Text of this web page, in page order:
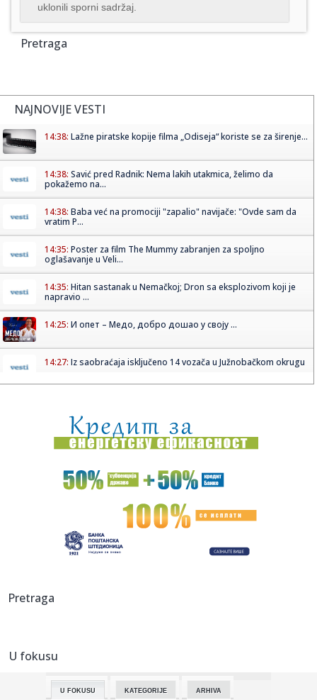
uklonili sporni sadržaj.
Pretraga
NAJNOVIJE VESTI
14:38: Lažne piratske kopije filma „Odiseja“ koriste se za širenje...
14:38: Savić pred Radnik: Nema lakih utakmica, želimo da
pokažemo na...
14:38: Baba već na promociji "zapalio" navijače: "Ovde sam da
vratim P...
14:35: Poster za film The Mummy zabranjen za spoljno
oglašavanje u Veli...
14:35: Hitan sastanak u Nemačkoj; Dron sa eksplozivom koji je
napravio ...
14:25: И опет – Медо, добро дошао у своју ...
14:27: Iz saobraćaja isključeno 14 vozača u Južnobačkom okrugu
14:26:Prvi put viđeni vrtlozi na Suncu: Naučnici rešavaju misteriju
14:24:Znakovi da vaš pas možda pati od artritisa
Španija zaprijetila Italiji kontramjerama
14:24:Zatražen pritvor uhapšenima u akciji "Trasa"
avgusta
14:24:
Pretraga
U fokusu
U FOKUSU KATEGORIJE ARHIVA